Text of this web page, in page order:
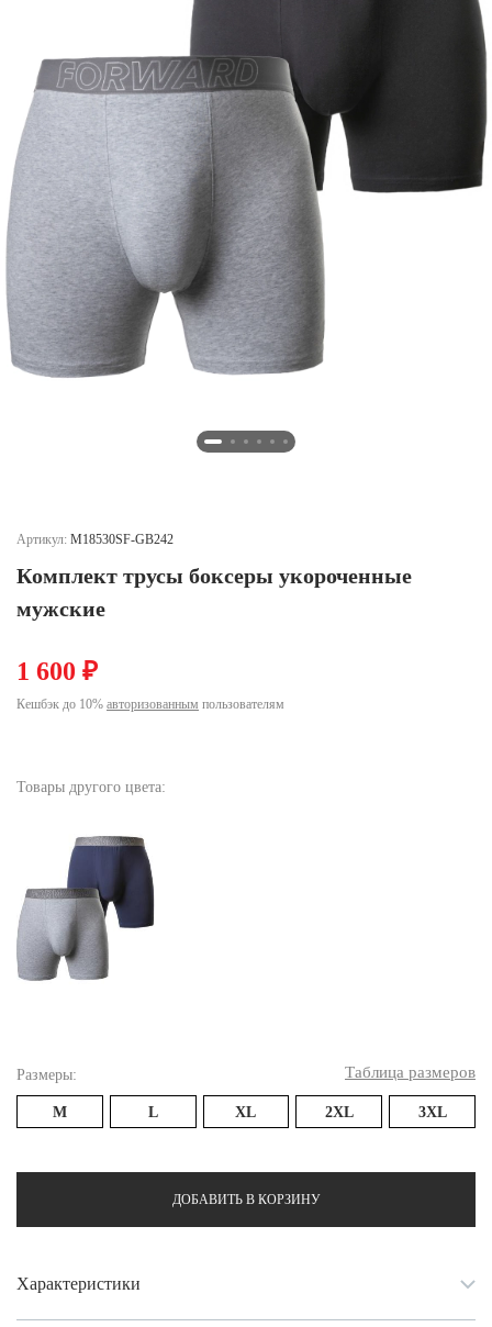
Омская область (5)
Республика Башкортостан (3)
Республика Крым (1)
Республика Татарстан (2)
Ростовская область (2)
Самарская область (1)
Санкт-Петербург и ЛО (3)
Саратовская область (1)
Свердловская область (5)
Северная Осетия (2)
Смоленская область (1)
Ставропольский край (5)
Челябинская область (2)
Ямало-Ненецкий автономный округ (1)
Артикул: M18530SF-GB242
Комплект трусы боксеры укороченные
мужские
1 600 ₽
Кешбэк до 10% авторизованным пользователям
Товары другого цвета:
Размеры: Таблица размеров
M L XL 2XL 3XL
ДОБАВИТЬ В КОРЗИНУ
Характеристики